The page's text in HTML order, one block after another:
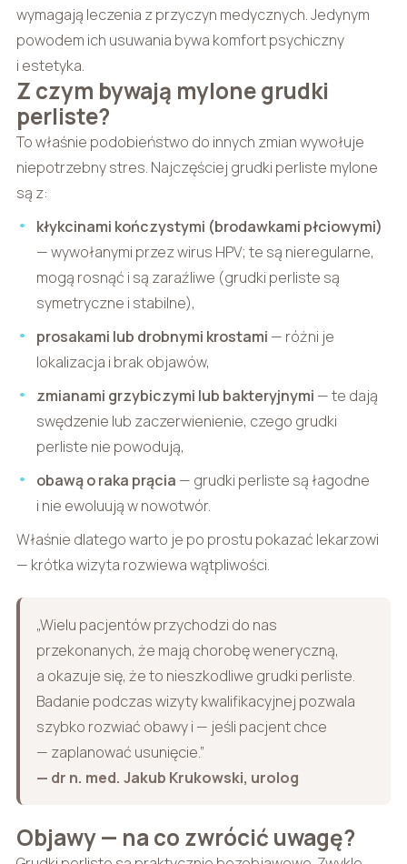
wymagają leczenia z przyczyn medycznych. Jedynym
powodem ich usuwania bywa komfort psychiczny
i estetyka.
Z czym bywają mylone grudki
perliste?
To właśnie podobieństwo do innych zmian wywołuje
niepotrzebny stres. Najczęściej grudki perliste mylone
są z:
kłykcinami kończystymi (brodawkami płciowymi)
— wywołanymi przez wirus HPV; te są nieregularne,
mogą rosnąć i są zaraźliwe (grudki perliste są
symetryczne i stabilne),
prosakami lub drobnymi krostami — różni je
lokalizacja i brak objawów,
zmianami grzybiczymi lub bakteryjnymi — te dają
swędzenie lub zaczerwienienie, czego grudki
perliste nie powodują,
obawą o raka prącia — grudki perliste są łagodne
i nie ewoluują w nowotwór.
Właśnie dlatego warto je po prostu pokazać lekarzowi
— krótka wizyta rozwiewa wątpliwości.
„Wielu pacjentów przychodzi do nas
przekonanych, że mają chorobę weneryczną,
a okazuje się, że to nieszkodliwe grudki perliste.
Badanie podczas wizyty kwalifikacyjnej pozwala
szybko rozwiać obawy i — jeśli pacjent chce
— zaplanować usunięcie.”
— dr n. med. Jakub Krukowski, urolog
Objawy — na co zwrócić uwagę?